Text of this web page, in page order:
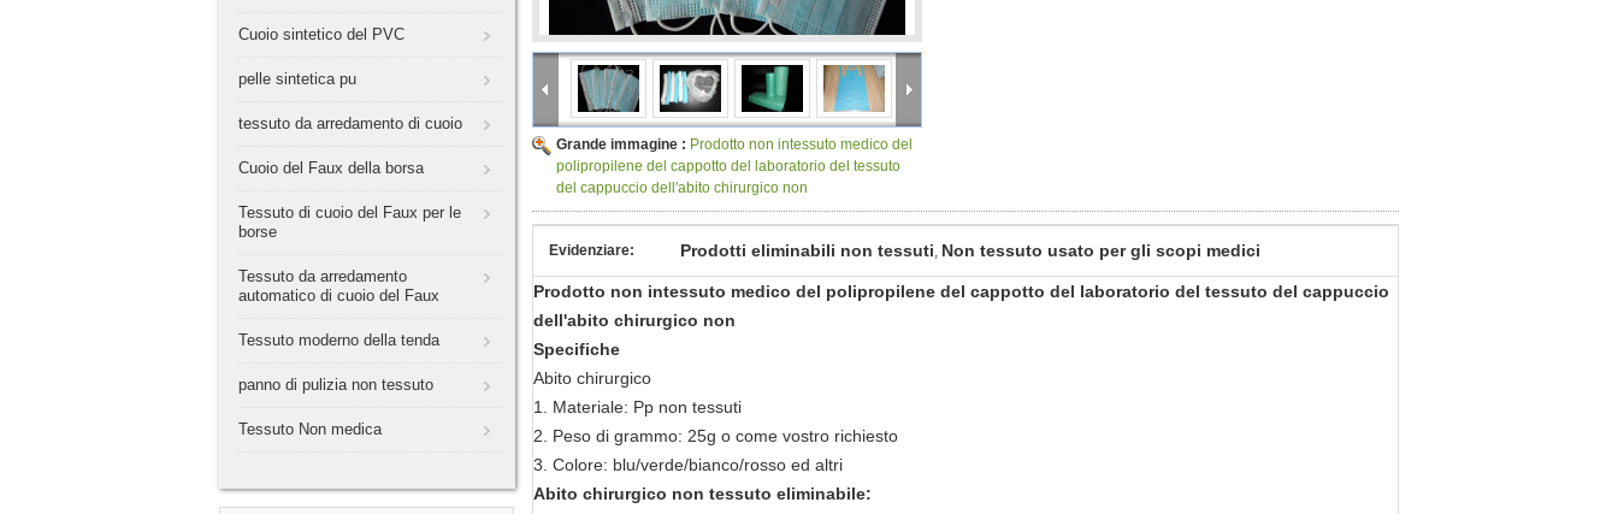
Cuoio sintetico del PVC
pelle sintetica pu
tessuto da arredamento di cuoio
Cuoio del Faux della borsa
Tessuto di cuoio del Faux per le
borse
Tessuto da arredamento
automatico di cuoio del Faux
Tessuto moderno della tenda
panno di pulizia non tessuto
Tessuto Non medica
Grande immagine : Prodotto non intessuto medico del
polipropilene del cappotto del laboratorio del tessuto
del cappuccio dell'abito chirurgico non
Evidenziare: Prodotti eliminabili non tessuti, Non tessuto usato per gli scopi medici
Prodotto non intessuto medico del polipropilene del cappotto del laboratorio del tessuto del cappuccio
dell'abito chirurgico non
Specifiche
Abito chirurgico
1. Materiale: Pp non tessuti
2. Peso di grammo: 25g o come vostro richiesto
3. Colore: blu/verde/bianco/rosso ed altri
Abito chirurgico non tessuto eliminabile: